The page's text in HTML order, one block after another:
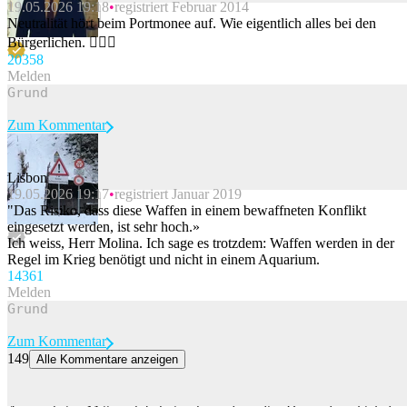
Beitrag melden
19.05.2026 19:18 registriert Februar 2014
Neutralität hört beim Portmonee auf. Wie eigentlich alles bei den
Bürgerlichen. 🤷🏻‍♂️
20358
Melden
Beitrag melden
Zum Kommentar
Lisbon
19.05.2026 19:17 registriert Januar 2019
"Das Risiko, dass diese Waffen in einem bewaffneten Konflikt
eingesetzt werden, ist sehr hoch.»
Ich weiss, Herr Molina. Ich sage es trotzdem: Waffen werden in der
Regel im Krieg benötigt und nicht in einem Aquarium.
14361
Melden
Zum Kommentar
149 Alle Kommentare anzeigen